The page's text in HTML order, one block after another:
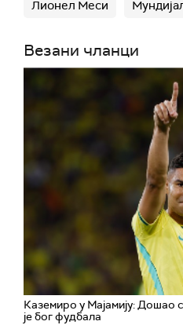
Лионел Меси
Везани чланци
Каземиро у Мајамију: Дошао
је бог фудбала